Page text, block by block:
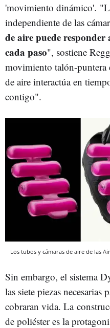
'movimiento dinámico'.
independiente de las
de aire puede
cada paso", sostiene
movimiento talón-puntera
de aire interactúa en
contigo".
Los tubos y cámaras de aire de las
Sin embargo, el sistema
las siete piezas
cobraran vida. La
de poliéster es la